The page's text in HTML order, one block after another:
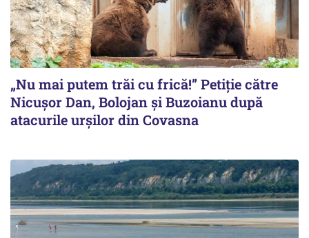
„Nu mai putem trăi cu frică!” Petiție către
Nicușor Dan, Bolojan și Buzoianu după
atacurile urșilor din Covasna